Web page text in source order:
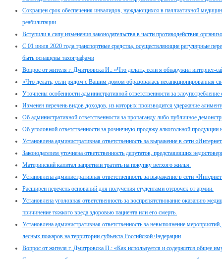
Сокращен срок обеспечения инвалидов, нуждающихся в паллиативной
реабилитации
Вступили в силу изменения законодательства в части противодействия
С 01 июля 2020 года транспортные средства, осуществляющие регулярные
быть оснащены тахографами
Вопрос от жителя г. Дмитровска И.: «Что делать, если я обнаружил интернет-
«Что делать, если рядом с Вашим домом образовалась несанкционированная
Уточнены особенности административной ответственности за
Изменен перечень видов доходов, из которых производится удержание
Об административной ответственности за пропаганду либо публичное
Об уголовной ответственности за розничную продажу алкогольной продукции
Установлена административная ответственность за выражение в сети
Законодателем уточнена ответственность депутатов, представивших
Материнский капитал запретили тратить на покупку ветхого жилья.
Установлена административная ответственность за выражение в сети
Расширен перечень оснований для получения студентами отсрочек от армии.
Установлена уголовная ответственность за воспрепятствование оказанию
причинение тяжкого вреда здоровью пациента или его смерть.
Установлена административная ответственность за невыполнение
лесных пожаров на территории субъекта Российской Федерации
Вопрос от жителя г. Дмитровска П.: «Как используется и содержится общее